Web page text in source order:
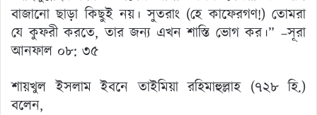
বাজানো ছাড়া কিছুই নয়। সুতরাং (হে কাফেরগণ!) তোমরা
যে কুফরী করতে, তার জন্য এখন শাস্তি ভোগ কর।” –সূরা
আনফাল ০৮: ৩৫
শায়খুল ইসলাম ইবনে তাইমিয়া রহিমাহুল্লাহ (৭২৮ হি.)
বলেন,